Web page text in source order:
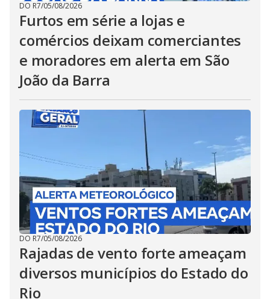
DO R7/05/08/2026
Furtos em série a lojas e
comércios deixam comerciantes
e moradores em alerta em São
João da Barra
DO R7/05/08/2026
Rajadas de vento forte ameaçam
diversos municípios do Estado do
Rio